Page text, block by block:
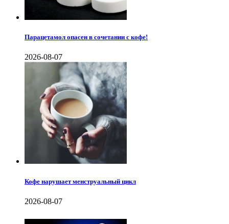
Парацетамол опасен в сочетании с кофе!
2026-08-07
Кофе нарушает менструальный цикл
2026-08-07